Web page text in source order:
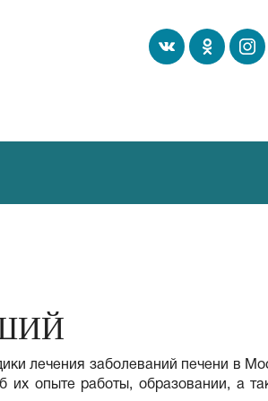
лечения заболеваний печени в
их опыте работы, образовании, а